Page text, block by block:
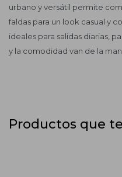
urbano y versátil permite
faldas para un look casual y
ideales para salidas diarias,
y la comodidad van de la
Productos que